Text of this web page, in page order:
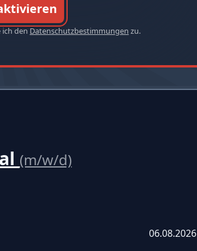
den Datenschutzbestimmungen zu.
(m/w/d)
06.08.2026